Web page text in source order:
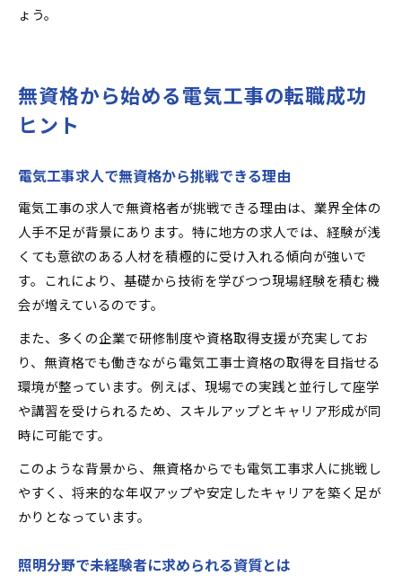
ょう。
無資格から始める電気工事の転職成功
ヒント
電気工事求人で無資格から挑戦できる理由
電気工事の求人で無資格者が挑戦できる理由は、業界全体の
人手不足が背景にあります。特に地方の求人では、経験が浅
くても意欲のある人材を積極的に受け入れる傾向が強いで
す。これにより、基礎から技術を学びつつ現場経験を積む機
会が増えているのです。
また、多くの企業で研修制度や資格取得支援が充実してお
り、無資格でも働きながら電気工事士資格の取得を目指せる
環境が整っています。例えば、現場での実践と並行して座学
や講習を受けられるため、スキルアップとキャリア形成が同
時に可能です。
このような背景から、無資格からでも電気工事求人に挑戦し
やすく、将来的な年収アップや安定したキャリアを築く足が
かりとなっています。
照明分野で未経験者に求められる資質とは